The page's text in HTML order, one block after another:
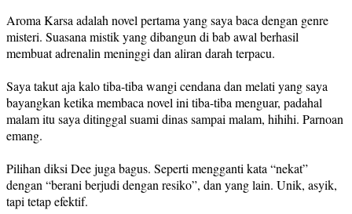
Aroma Karsa adalah novel pertama yang saya baca dengan genre
misteri. Suasana mistik yang dibangun di bab awal berhasil
membuat adrenalin meninggi dan aliran darah terpacu.
Saya takut aja kalo tiba-tiba wangi cendana dan melati yang saya
bayangkan ketika membaca novel ini tiba-tiba menguar, padahal
malam itu saya ditinggal suami dinas sampai malam, hihihi. Parnoan
emang.
Pilihan diksi Dee juga bagus. Seperti mengganti kata “nekat”
dengan “berani berjudi dengan resiko”, dan yang lain. Unik, asyik,
tapi tetap efektif.